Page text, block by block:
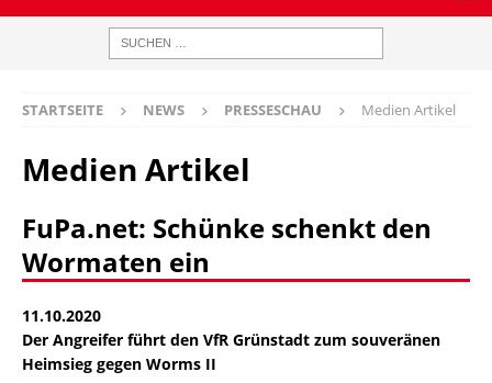
STARTSEITE NEWS PRESSESCHAU Medien Artikel
Medien Artikel
FuPa.net: Schünke schenkt den
Wormaten ein
11.10.2020
Der Angreifer führt den VfR Grünstadt zum souveränen
Heimsieg gegen Worms II